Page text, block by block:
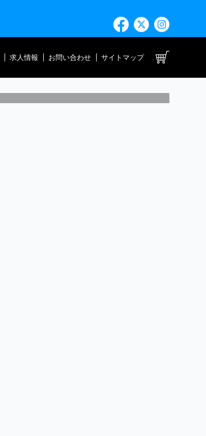
求人情報 お問い合わせ サイトマップ